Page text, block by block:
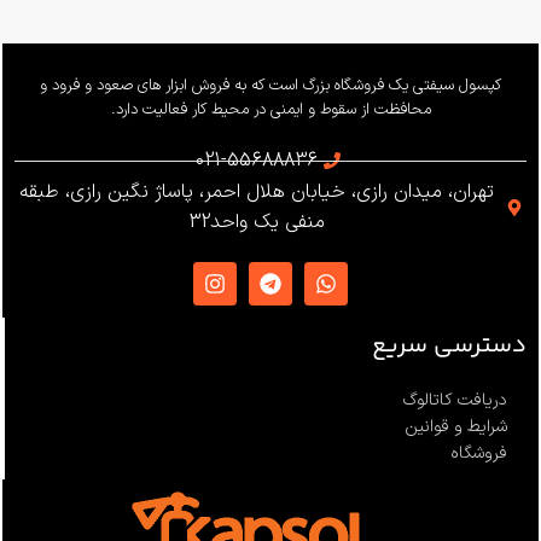
وزن 655 گرم
استاندارد
EN12841 ،EN341 ،ANSI Z359
،NFPA1983
ساخت
کپسول سیفتی یک فروشگاه بزرگ است که به فروش ابزار های صعود و فرود و
محافظت از سقوط و ایمنی در محیط کار فعالیت دارد.
021-55688836
تهران، میدان رازی، خیابان هلال احمر، پاساژ نگین رازی، طبقه
منفی یک واحد32
دسترسی سریع
دریافت کاتالوگ
شرایط و قوانین
فروشگاه